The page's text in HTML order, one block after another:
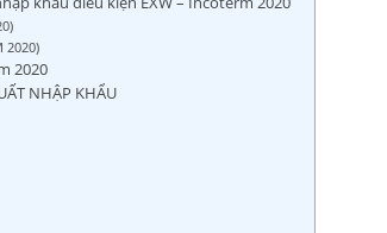
2020)
2020
NHẬP KHẨU